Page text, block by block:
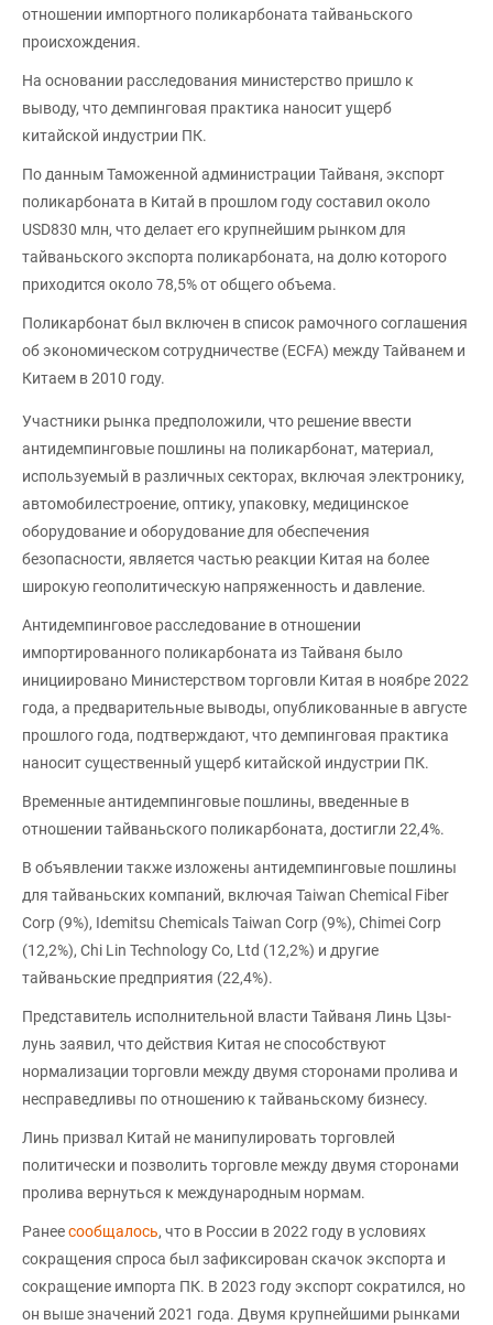
отношении импортного поликарбоната тайваньского
происхождения.
На основании расследования министерство пришло к
выводу, что демпинговая практика наносит ущерб
китайской индустрии ПК.
По данным Таможенной администрации Тайваня, экспорт
поликарбоната в Китай в прошлом году составил около
USD830 млн, что делает его крупнейшим рынком для
тайваньского экспорта поликарбоната, на долю которого
приходится около 78,5% от общего объема.
Поликарбонат был включен в список рамочного соглашения
об экономическом сотрудничестве (ECFA) между Тайванем и
Китаем в 2010 году.
Участники рынка предположили, что решение ввести
антидемпинговые пошлины на поликарбонат, материал,
используемый в различных секторах, включая электронику,
автомобилестроение, оптику, упаковку, медицинское
оборудование и оборудование для обеспечения
безопасности, является частью реакции Китая на более
широкую геополитическую напряженность и давление.
Антидемпинговое расследование в отношении
импортированного поликарбоната из Тайваня было
инициировано Министерством торговли Китая в ноябре 2022
года, а предварительные выводы, опубликованные в августе
прошлого года, подтверждают, что демпинговая практика
наносит существенный ущерб китайской индустрии ПК.
Временные антидемпинговые пошлины, введенные в
отношении тайваньского поликарбоната, достигли 22,4%.
В объявлении также изложены антидемпинговые пошлины
для тайваньских компаний, включая Taiwan Chemical Fiber
Corp (9%), Idemitsu Chemicals Taiwan Corp (9%), Chimei Corp
(12,2%), Chi Lin Technology Co, Ltd (12,2%) и другие
тайваньские предприятия (22,4%).
Представитель исполнительной власти Тайваня Линь Цзы-
лунь заявил, что действия Китая не способствуют
нормализации торговли между двумя сторонами пролива и
несправедливы по отношению к тайваньскому бизнесу.
Линь призвал Китай не манипулировать торговлей
политически и позволить торговле между двумя сторонами
пролива вернуться к международным нормам.
Ранеесообщалось, что в России в 2022 году в условиях
сокращения спроса был зафиксирован скачок экспорта и
сокращение импорта ПК. В 2023 году экспорт сократился, но
он выше значений 2021 года. Двумя крупнейшими рынками